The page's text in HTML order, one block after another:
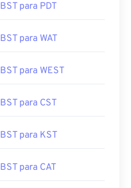
BST para PDT
BST para WAT
BST para WEST
BST para CST
BST para KST
BST para CAT